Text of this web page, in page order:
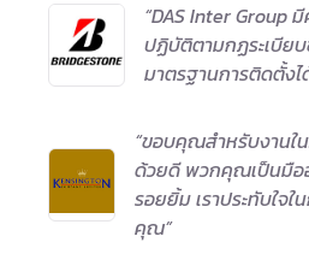
“DAS Inter Group
ปฏิบัติตามกฏระเบียบ
มาตรฐานการติดตั้งไ
“ขอบคุณสำหรับงานใ
ด้วยดี พวกคุณเป็นมือ
รอยยิ้ม เราประทับใจ
คุณ”